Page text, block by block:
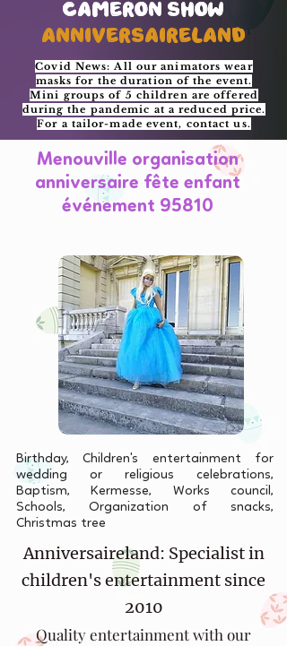
Cameron Show
AnniversaireLand
Cameron Show
AnniversaireLand
Covid News: All our animators wear
masks for the duration of the event.
Mini groups of 5 children are offered
during the pandemic at a reduced price.
For a tailor-made event, contact us.
Menouville organisation
anniversaire fête enfant
événement 95810
Birthday, Children's entertainment for
wedding or religious celebrations,
Baptism, Kermesse, Works council,
Schools, Organization of snacks,
Christmas tree
Anniversaireland: Specialist in
children's entertainment since
2010
Quality entertainment with our